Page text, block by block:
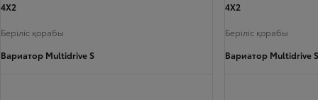
4X2
Беріліс қорабы
Вариатор Multidrive S
4X2
Беріліс қорабы
Вариатор Multidrive S